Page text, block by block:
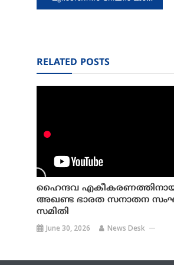
RELATED POSTS
ഹൈന്ദവ
അഖണ്ട ഭാരത സനാതന
സമിതി
June 30, 2026 News Desk